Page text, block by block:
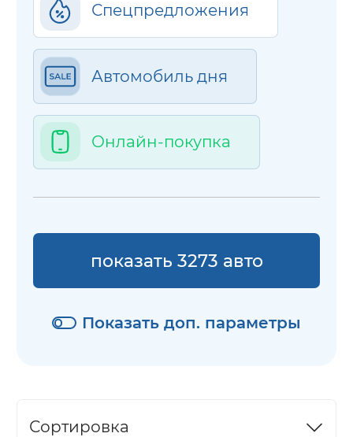
Спецпредложения
Автомобиль дня
Онлайн-покупка
Показать доп. параметры
показать 3273 авто
Сортировка